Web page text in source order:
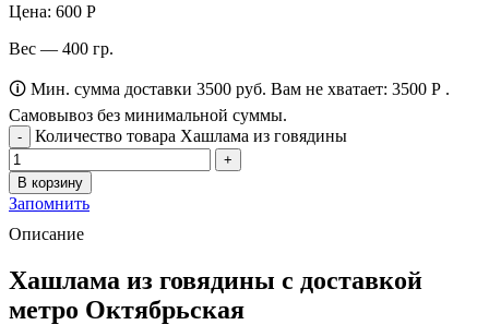
Цена: 600 Р
Вес — 400 гр.
🛈 Мин. сумма доставки 3500 руб. Вам не хватает: 3500 Р .
Самовывоз без минимальной суммы.
Количество товара Хашлама из говядины
В корзину
Запомнить
Описание
Хашлама из говядины с доставкой
метро Октябрьская